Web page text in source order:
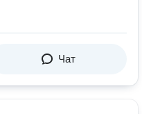
Чат